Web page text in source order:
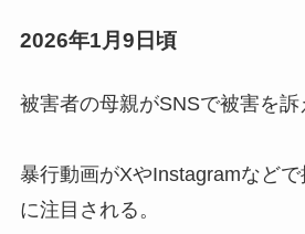
2026年1月9日頃
被害者の母親がSNSで被害を訴
暴行動画がXやInstagramなど
に注目される。